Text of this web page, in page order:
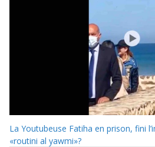
La Youtubeuse Fatiha en prison, fini
«routini al yawmi»?